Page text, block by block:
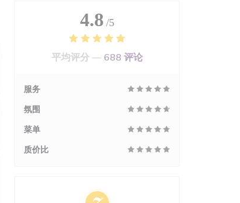
4.8 /5
平均评分 — 688 评论
服务
氛围
菜单
质价比